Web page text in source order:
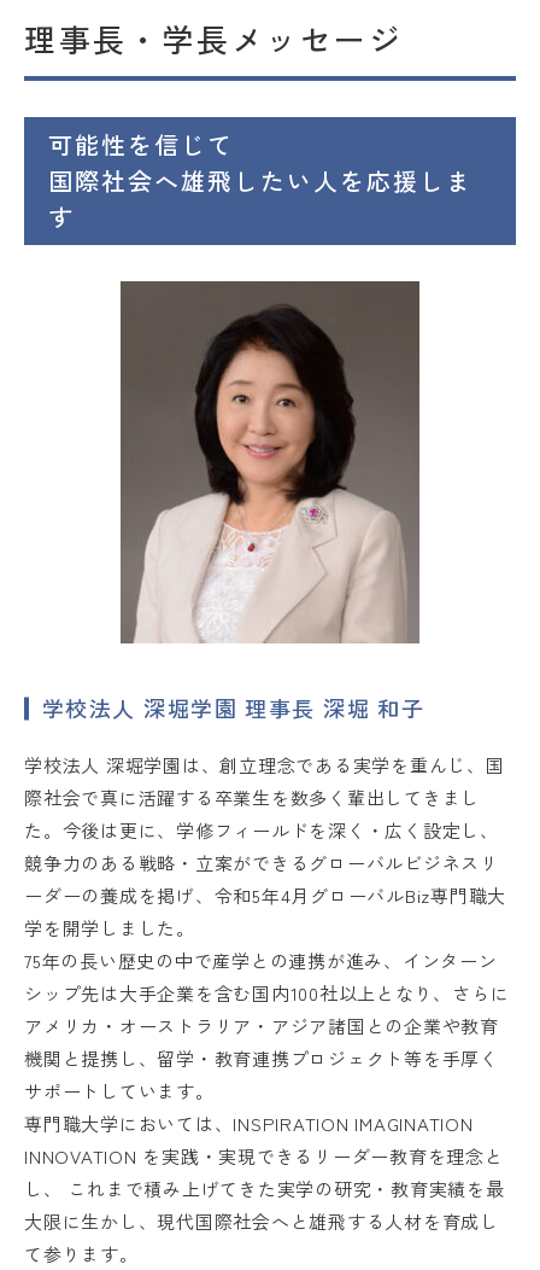
理事長・学長メッセージ
可能性を信じて
国際社会へ雄飛したい人を応援しま
す
学校法人 深堀学園 理事長 深堀 和子
学校法人 深堀学園は、創立理念である実学を重んじ、国
際社会で真に活躍する卒業生を数多く輩出してきまし
た。今後は更に、学修フィールドを深く・広く設定し、
競争力のある戦略・立案ができるグローバルビジネスリ
ーダーの養成を掲げ、令和5年4月グローバルBiz専門職大
学を開学しました。
75年の長い歴史の中で産学との連携が進み、インターン
シップ先は大手企業を含む国内100社以上となり、さらに
アメリカ・オーストラリア・アジア諸国との企業や教育
機関と提携し、留学・教育連携プロジェクト等を手厚く
サポートしています。
専門職大学においては、INSPIRATION IMAGINATION
INNOVATION を実践・実現できるリーダー教育を理念と
し、 これまで積み上げてきた実学の研究・教育実績を最
大限に生かし、現代国際社会へと雄飛する人材を育成し
て参ります。